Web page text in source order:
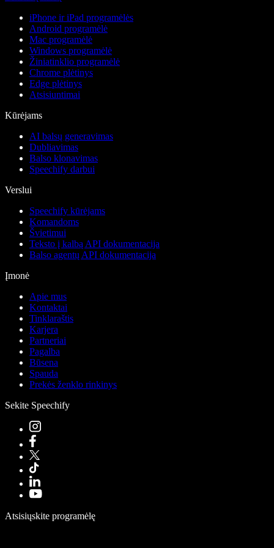
iPhone ir iPad programėlės
Android programėlė
Mac programėlė
Windows programėlė
Žiniatinklio programėlė
Chrome plėtinys
Edge plėtinys
Atsisiuntimai
Kūrėjams
AI balsų generavimas
Dubliavimas
Balso klonavimas
Speechify darbui
Verslui
Speechify kūrėjams
Komandoms
Švietimui
Teksto į kalbą API dokumentacija
Balso agentų API dokumentacija
Įmonė
Apie mus
Kontaktai
Tinklaraštis
Karjera
Partneriai
Pagalba
Būsena
Spauda
Prekės ženklo rinkinys
Sekite Speechify
Atsisiųskite programėlę